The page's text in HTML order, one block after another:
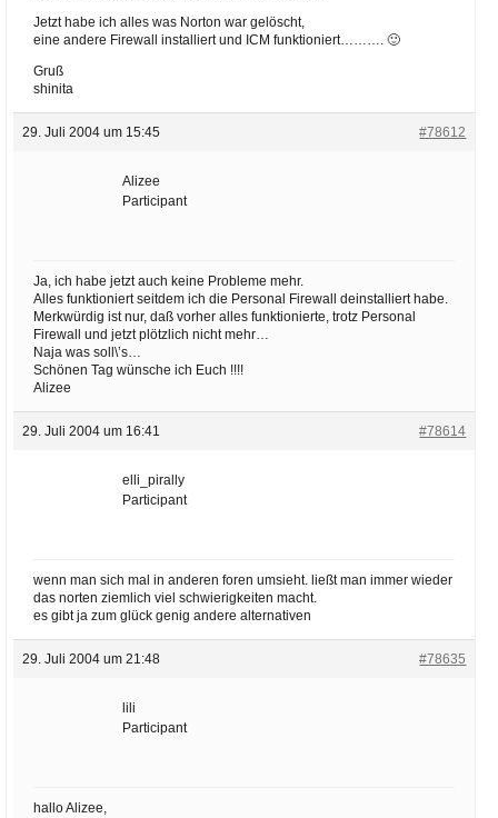
Jetzt habe ich alles was Norton war gelöscht,
eine andere Firewall installiert und ICM funktioniert………. 🙂
Gruß
shinita
29. Juli 2004 um 15:45 #78612
Alizee
Participant
Ja, ich habe jetzt auch keine Probleme mehr.
Alles funktioniert seitdem ich die Personal Firewall deinstalliert habe.
Merkwürdig ist nur, daß vorher alles funktionierte, trotz Personal
Firewall und jetzt plötzlich nicht mehr…
Naja was soll\’s…
Schönen Tag wünsche ich Euch !!!!
Alizee
29. Juli 2004 um 16:41 #78614
elli_pirally
Participant
wenn man sich mal in anderen foren umsieht. ließt man immer wieder
das norten ziemlich viel schwierigkeiten macht.
es gibt ja zum glück genig andere alternativen
29. Juli 2004 um 21:48 #78635
lili
Participant
hallo Alizee,